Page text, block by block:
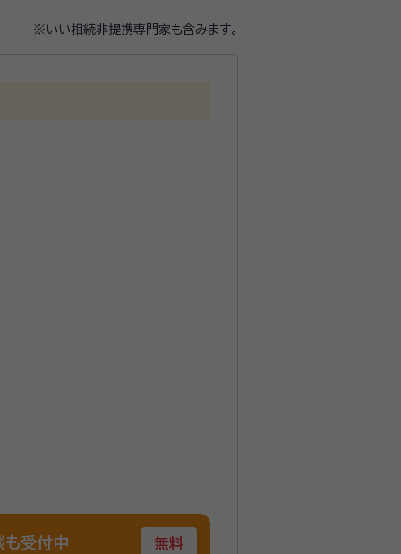
※いい相続非提携専門家も含みます。
受付中 無料